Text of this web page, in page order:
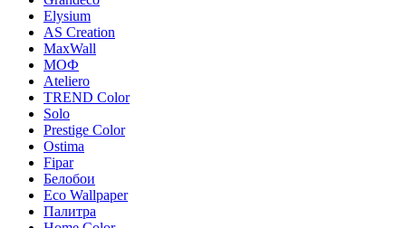
Elysium
AS Creation
MaxWall
МОФ
Ateliero
TREND Color
Solo
Prestige Color
Ostima
Fipar
Белобои
Eco Wallpaper
Палитра